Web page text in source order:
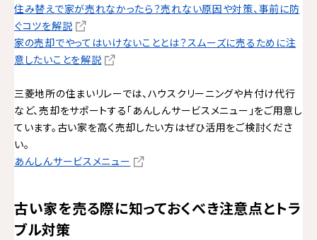
住み替えで家が売れなかったら？売れない原因や対策、事前に防
ぐコツを解説
家の売却でやってはいけないこととは？スムーズに売るために注
意したいことを解説
三菱地所の住まいリレーでは、ハウスクリーニングや片付け代行
など、売却をサポートする「あんしんサービスメニュー」をご用意し
ています。古い家を高く売却したい方はぜひ活用をご検討くださ
い。
あんしんサービスメニュー
古い家を売る際に知っておくべき注意点とトラ
ブル対策